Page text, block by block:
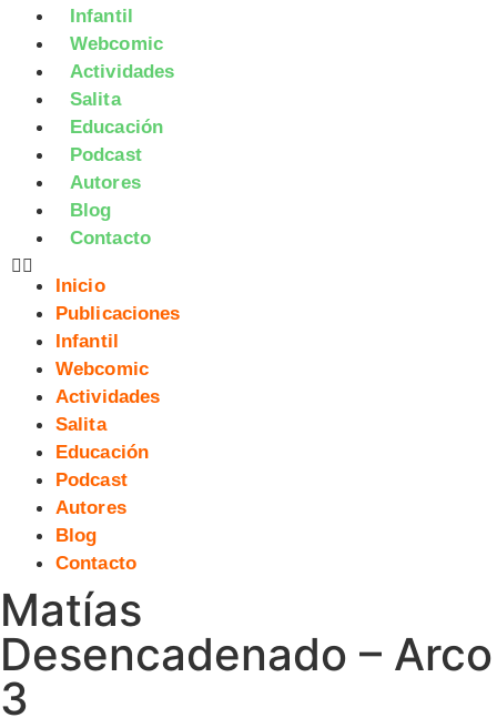
Infantil
Webcomic
Actividades
Salita
Educación
Podcast
Autores
Blog
Contacto
Inicio
Publicaciones
Infantil
Webcomic
Actividades
Salita
Educación
Podcast
Autores
Blog
Contacto
Matías
Desencadenado – Arco
3